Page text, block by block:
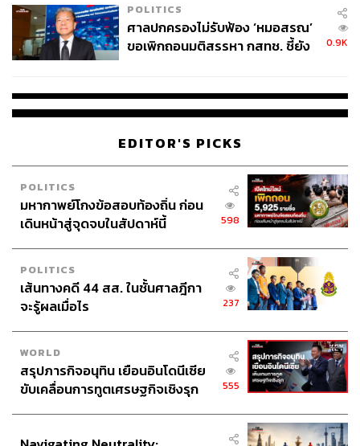
TAGS: พรรคเพื่อไทย
กรมสอบสวนคดีพิเศษ (DSI)
ธิดา ถาวรเศรษฐ
ชุมนุมเสื้อแดง
ABOUT THE AUTHOR
กองบรรณาธิการ THE STANDARD
ABOUT THE PHOTOGRAPHER
ณาฌารัฐ ภักดีอาสา
ช่างภาพข่าว ประจำสำนักข่าว THE
POLITICS
ศาลปกครองไม่รับฟ้อง ‘หมอสรณ’
ขอเพิกถอนมติสรรหา กสทช. ชี้ยัง
0.9K
EDITOR'S PICKS
POLITICS
มหากาพย์โกงข้อสอบท้องถิ่น ก่อน
เดินหน้าสู่จุดจบในสัปดาห์นี้
598
POLITICS
เส้นทางคดี 44 สส. ในชั้นศาลฎีกา
จะรู้ผลเมื่อไร
237
WORLD
สรุปภารกิจอนุทิน เยือนอินโดนีเซีย
ขับเคลื่อนการทูตเศรษฐกิจเชิงรุก
555